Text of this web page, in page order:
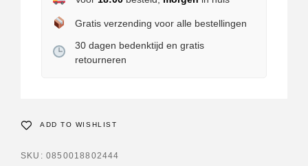
Gratis verzending voor alle bestellingen
30 dagen bedenktijd en gratis
retourneren
ADD TO WISHLIST
SKU: 0850018802444